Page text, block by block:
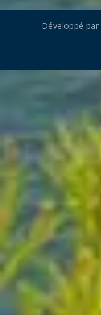
Développé par